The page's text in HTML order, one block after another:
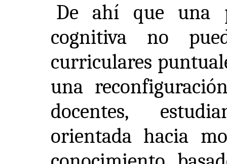
De ahí que una
cognitiva no
curriculares
una
docentes,
orientada hacia